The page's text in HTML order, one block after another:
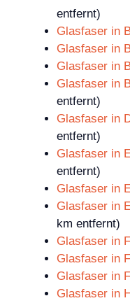
entfernt)
Glasfaser in
Glasfaser in
Glasfaser in
Glasfaser in
entfernt)
Glasfaser in
entfernt)
Glasfaser in
entfernt)
Glasfaser in
Glasfaser in
km entfernt)
Glasfaser in
Glasfaser in
Glasfaser in
Glasfaser in